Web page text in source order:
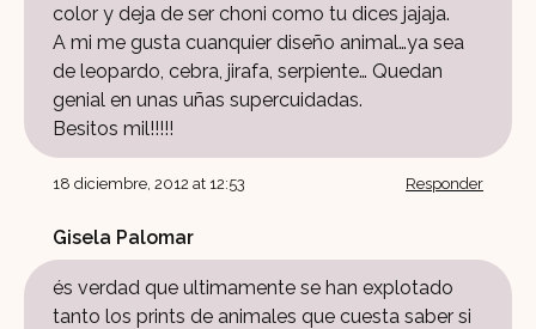
color y deja de ser choni como tu dices jajaja.
A mi me gusta cuanquier diseño animal…ya sea
de leopardo, cebra, jirafa, serpiente… Quedan
genial en unas uñas supercuidadas.
Besitos mil!!!!!
18 diciembre, 2012 at 12:53 Responder
Gisela Palomar
és verdad que ultimamente se han explotado
tanto los prints de animales que cuesta saber si